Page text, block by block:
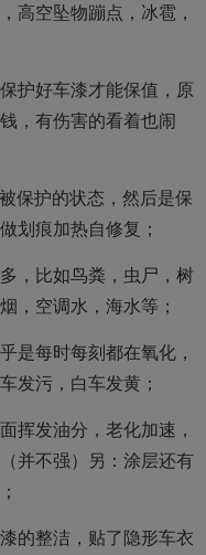
高空坠物蹦点，冰雹，
护好车漆才能保值，原
，有伤害的看着也闹
保护的状态，然后是保
划痕加热自修复；
，比如鸟粪，虫尸，树
，空调水，海水等；
是每时每刻都在氧化，
发污，白车发黄；
挥发油分，老化加速，
并不强）另：涂层还有
的整洁，贴了隐形车衣